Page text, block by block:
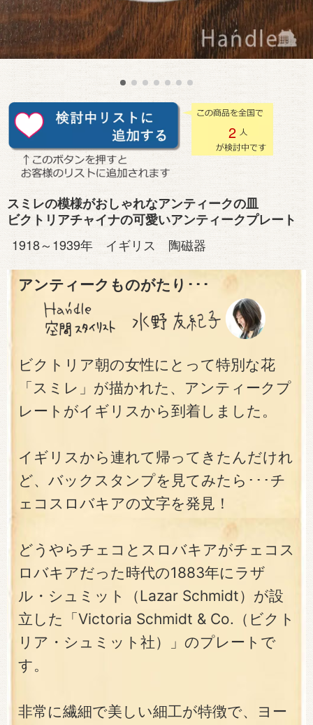
2
スミレの模様がおしゃれなアンティークの皿
ビクトリアチャイナの可愛いアンティークプレート
1918～1939年 イギリス 陶磁器
アンティークものがたり･･･
ビクトリア朝の女性にとって特別な花
「スミレ」が描かれた、アンティークプ
レートがイギリスから到着しました。
イギリスから連れて帰ってきたんだけれ
ど、バックスタンプを見てみたら･･･チ
ェコスロバキアの文字を発見！
どうやらチェコとスロバキアがチェコス
ロバキアだった時代の1883年にラザ
ル・シュミット（Lazar Schmidt）が設
立した「Victoria Schmidt & Co.（ビクト
リア・シュミット社）」のプレートで
す。
非常に繊細で美しい細工が特徴で、ヨー